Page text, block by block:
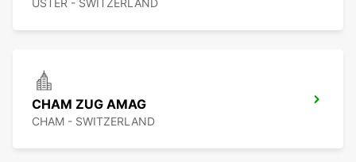
USTER - SWITZERLAND
CHAM ZUG AMAG
CHAM - SWITZERLAND